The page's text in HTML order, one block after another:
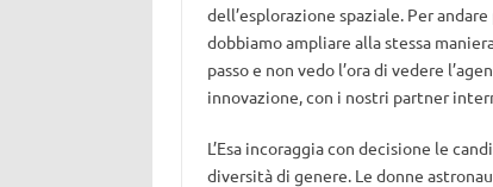
dell’esplorazione spaziale. Per
dobbiamo ampliare alla stessa
passo e non vedo l’ora di vedere
innovazione, con i nostri partner
L’Esa incoraggia con decisione le
diversità di genere. Le donne